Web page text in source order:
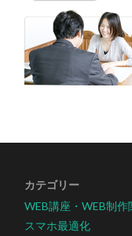
カテゴリー
WEB講座・WEB制作
スマホ最適化